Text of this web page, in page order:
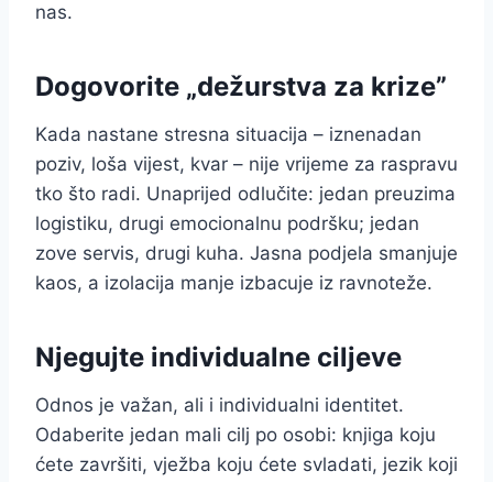
nas.
Dogovorite „dežurstva za krize”
Kada nastane stresna situacija – iznenadan
poziv, loša vijest, kvar – nije vrijeme za raspravu
tko što radi. Unaprijed odlučite: jedan preuzima
logistiku, drugi emocionalnu podršku; jedan
zove servis, drugi kuha. Jasna podjela smanjuje
kaos, a izolacija manje izbacuje iz ravnoteže.
Njegujte individualne ciljeve
Odnos je važan, ali i individualni identitet.
Odaberite jedan mali cilj po osobi: knjiga koju
ćete završiti, vježba koju ćete svladati, jezik koji